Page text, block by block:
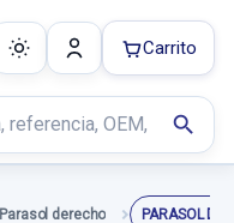
search
Carrito
Parasol derecho PARASOL